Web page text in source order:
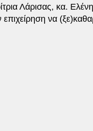
Λάρισας, κα.
να